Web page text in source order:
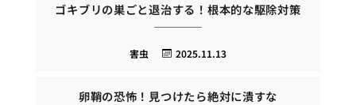
ゴキブリの巣ごと退治する！根本的な駆除対策
2025.11.13
害虫
卵鞘の恐怖！見つけたら絶対に潰すな